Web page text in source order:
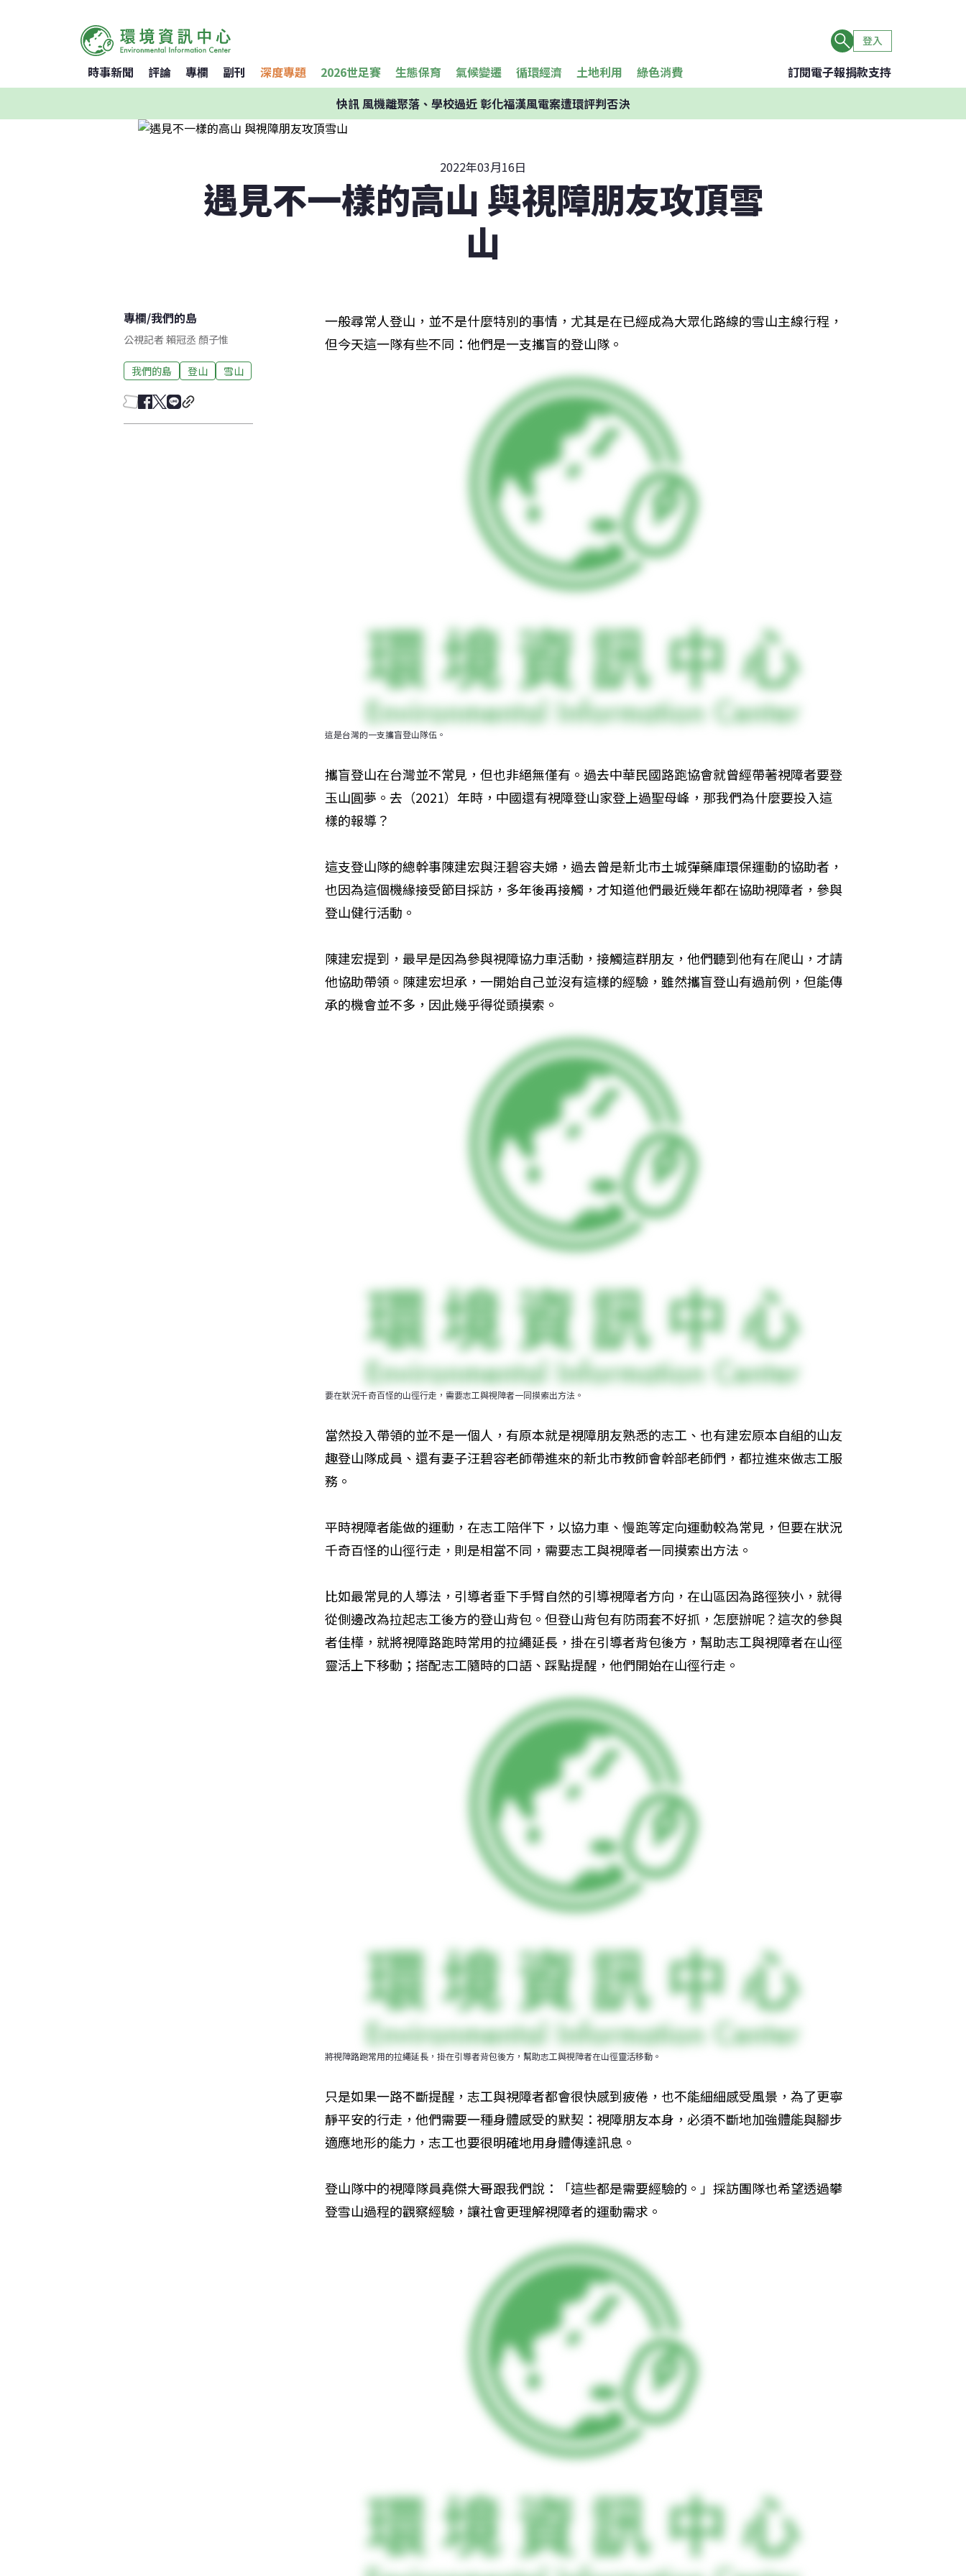
登入
時事新聞 評論 專欄 副刊 深度專題 2026世足賽 生態保育 氣候變遷 循環經濟 土地利用 綠色消費 訂閱電子報捐款支持
快訊風機離聚落、學校過近 彰化福漢風電案遭環評判否決
2022年03月16日
遇見不一樣的高山 與視障朋友攻頂雪
山
專欄/我們的島
公視記者 賴冠丞 顏子惟
我們的島 登山 雪山
一般尋常人登山，並不是什麼特別的事情，尤其是在已經成為大眾化路線的雪山主線行程，
但今天這一隊有些不同：他們是一支攜盲的登山隊。
這是台灣的一支攜盲登山隊伍。
攜盲登山在台灣並不常見，但也非絕無僅有。過去中華民國路跑協會就曾經帶著視障者要登
玉山圓夢。去（2021）年時，中國還有視障登山家登上過聖母峰，那我們為什麼要投入這
樣的報導？
這支登山隊的總幹事陳建宏與汪碧容夫婦，過去曾是新北市土城彈藥庫環保運動的協助者，
也因為這個機緣接受節目採訪，多年後再接觸，才知道他們最近幾年都在協助視障者，參與
登山健行活動。
陳建宏提到，最早是因為參與視障協力車活動，接觸這群朋友，他們聽到他有在爬山，才請
他協助帶領。陳建宏坦承，一開始自己並沒有這樣的經驗，雖然攜盲登山有過前例，但能傳
承的機會並不多，因此幾乎得從頭摸索。
要在狀況千奇百怪的山徑行走，需要志工與視障者一同摸索出方法。
當然投入帶領的並不是一個人，有原本就是視障朋友熟悉的志工、也有建宏原本自組的山友
趣登山隊成員、還有妻子汪碧容老師帶進來的新北市教師會幹部老師們，都拉進來做志工服
務。
平時視障者能做的運動，在志工陪伴下，以協力車、慢跑等定向運動較為常見，但要在狀況
千奇百怪的山徑行走，則是相當不同，需要志工與視障者一同摸索出方法。
比如最常見的人導法，引導者垂下手臂自然的引導視障者方向，在山區因為路徑狹小，就得
從側邊改為拉起志工後方的登山背包。但登山背包有防雨套不好抓，怎麼辦呢？這次的參與
者佳樺，就將視障路跑時常用的拉繩延長，掛在引導者背包後方，幫助志工與視障者在山徑
靈活上下移動；搭配志工隨時的口語、踩點提醒，他們開始在山徑行走。
將視障路跑常用的拉繩延長，掛在引導者背包後方，幫助志工與視障者在山徑靈活移動。
只是如果一路不斷提醒，志工與視障者都會很快感到疲倦，也不能細細感受風景，為了更寧
靜平安的行走，他們需要一種身體感受的默契：視障朋友本身，必須不斷地加強體能與腳步
適應地形的能力，志工也要很明確地用身體傳達訊息。
登山隊中的視障隊員堯傑大哥跟我們說：「這些都是需要經驗的。」採訪團隊也希望透過攀
登雪山過程的觀察經驗，讓社會更理解視障者的運動需求。